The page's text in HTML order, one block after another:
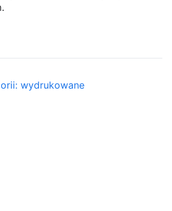
wydrukowane